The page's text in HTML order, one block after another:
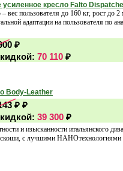
усиленное кресло Falto
вес пользователя до 160 кг, рост до
адаптации на пользователя по
₽
70 110 ₽
Body-Leather
₽ ₽
39 300 ₽
и изысканности итальянского
с лучшими НАНОтехнологиями